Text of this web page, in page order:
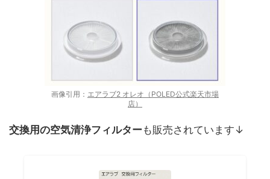
画像引用： エアラブ2 オレオ（POLED公式楽天市場
店）
交換用の空気清浄フィルターも販売されています↓